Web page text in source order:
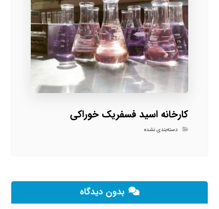
کارخانه اسید فسفریک خوراکی
دسته‌بندی نشده
بدون دیدگاه